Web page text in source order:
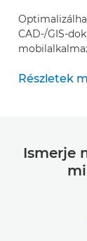
CAD-/GIS-
Részletek
Részletek
Ismerje